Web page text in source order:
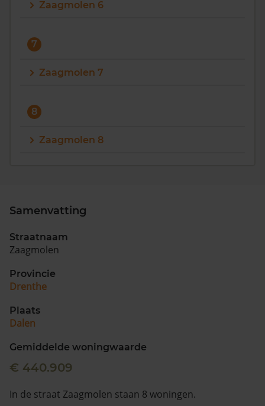
Zaagmolen 6
7
Zaagmolen 7
8
Zaagmolen 8
Samenvatting
Straatnaam
Zaagmolen
Provincie
Drenthe
Plaats
Dalen
Gemiddelde woningwaarde
€ 440.909
In de straat Zaagmolen staan 8 woningen.